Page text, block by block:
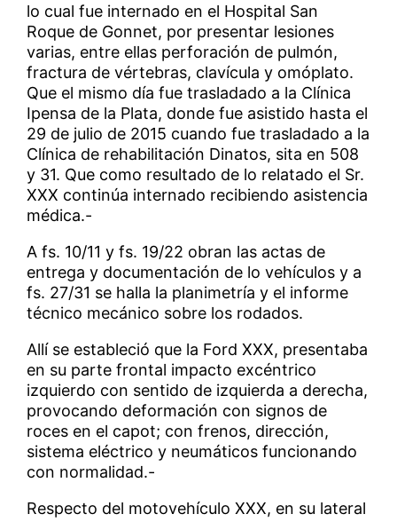
lo cual fue internado en el Hospital San
Roque de Gonnet, por presentar lesiones
varias, entre ellas perforación de pulmón,
fractura de vértebras, clavícula y omóplato.
Que el mismo día fue trasladado a la Clínica
Ipensa de la Plata, donde fue asistido hasta el
29 de julio de 2015 cuando fue trasladado a la
Clínica de rehabilitación Dinatos, sita en 508
y 31. Que como resultado de lo relatado el Sr.
XXX continúa internado recibiendo asistencia
médica.-
A fs. 10/11 y fs. 19/22 obran las actas de
entrega y documentación de lo vehículos y a
fs. 27/31 se halla la planimetría y el informe
técnico mecánico sobre los rodados.
Allí se estableció que la Ford XXX, presentaba
en su parte frontal impacto excéntrico
izquierdo con sentido de izquierda a derecha,
provocando deformación con signos de
roces en el capot; con frenos, dirección,
sistema eléctrico y neumáticos funcionando
con normalidad.-
Respecto del motovehículo XXX, en su lateral